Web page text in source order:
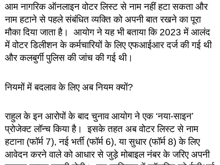
आम नागरिक ऑनलाइन वोटर लिस्ट से नाम नहीं हटा सकता और
नाम हटाने से पहले संबंधित व्यक्ति को अपनी बात रखने का पूरा
मौका दिया जाता है। आयोग ने यह भी बताया कि 2023 में आलंद
में वोटर डिलीशन के कर्मचारियों के लिए एफआईआर दर्ज की गई थी
और कलबुर्गी पुलिस की जांच की गई थी।
नियमों में बदलाव के लिए अब नियम क्यों?
राहुल के इन आरोपों के बाद चुनाव आयोग ने एक ‘नया-साइन’
प्रोजेक्ट लॉन्च किया है। इसके तहत अब वोटर लिस्ट से नाम
हटाना (फॉर्म 7), नई भर्ती (फॉर्म 6), या सुधार (फॉर्म 8) के लिए
आवेदन करने वाले को आधार से जुड़े मोबाइल नंबर के जरिए अपनी